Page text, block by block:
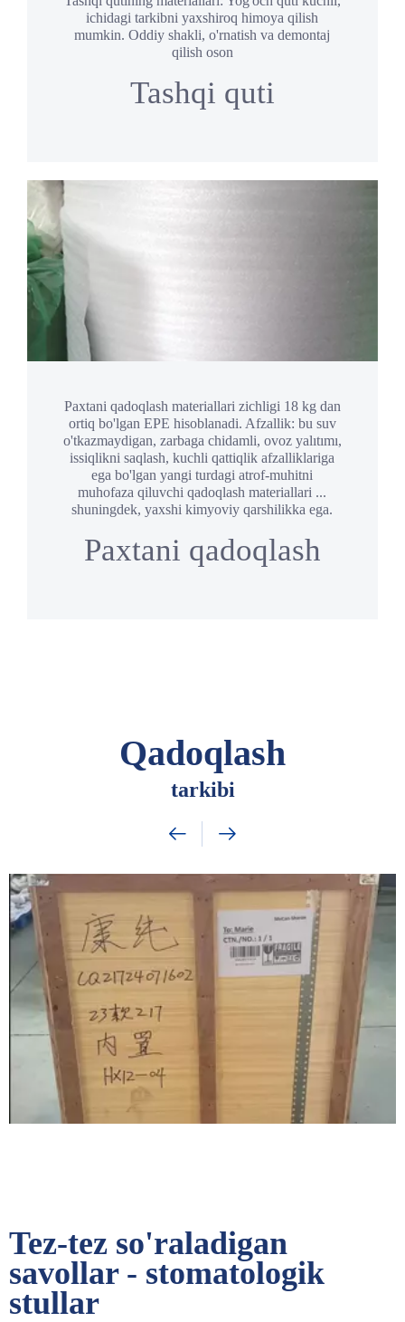
ichidagi tarkibni yaxshiroq himoya qilish
mumkin. Oddiy shakli, o'rnatish va demontaj
qilish oson
Tashqi quti
Paxtani qadoqlash materiallari zichligi 18 kg dan
ortiq bo'lgan EPE hisoblanadi. Afzallik: bu suv
o'tkazmaydigan, zarbaga chidamli, ovoz yalıtımı,
issiqlikni saqlash, kuchli qattiqlik afzalliklariga
ega bo'lgan yangi turdagi atrof-muhitni
muhofaza qiluvchi qadoqlash materiallari ...
shuningdek, yaxshi kimyoviy qarshilikka ega.
Paxtani qadoqlash
Qadoqlash
tarkibi
Tez-tez so'raladigan
savollar - stomatologik
stullar